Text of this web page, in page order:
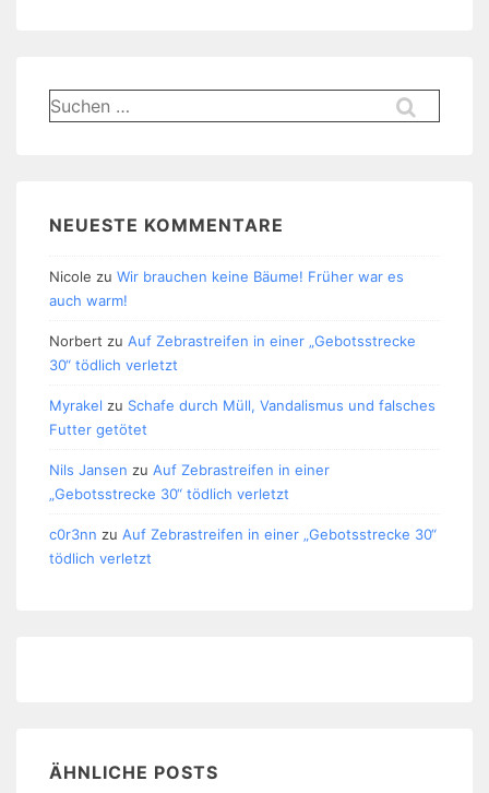
Suchen
nach:
NEUESTE KOMMENTARE
Nicole zu Wir brauchen keine Bäume! Früher war es
auch warm!
Norbert zu Auf Zebrastreifen in einer „Gebotsstrecke
30“ tödlich verletzt
Myrakel zu Schafe durch Müll, Vandalismus und falsches
Futter getötet
Nils Jansen zu Auf Zebrastreifen in einer
„Gebotsstrecke 30“ tödlich verletzt
c0r3nn zu Auf Zebrastreifen in einer „Gebotsstrecke 30“
tödlich verletzt
ÄHNLICHE POSTS